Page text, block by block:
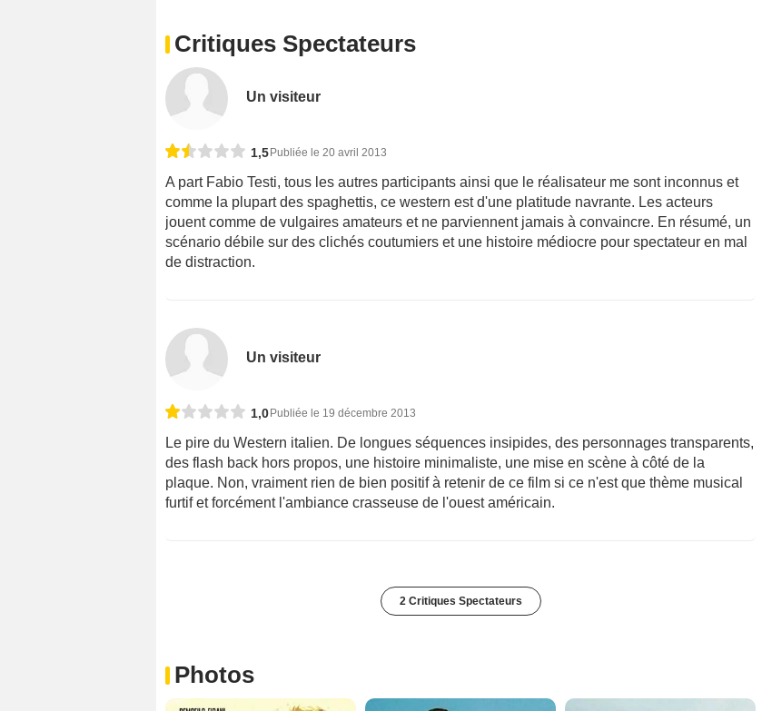
Critiques Spectateurs
Un visiteur
1,5Publiée le 20 avril 2013
A part Fabio Testi, tous les autres participants ainsi que le réalisateur me sont inconnus et
comme la plupart des spaghettis, ce western est d'une platitude navrante. Les acteurs
jouent comme de vulgaires amateurs et ne parviennent jamais à convaincre. En résumé, un
scénario débile sur des clichés coutumiers et une histoire médiocre pour spectateur en mal
de distraction.
Un visiteur
1,0 Publiée le 19 décembre 2013
Le pire du Western italien. De longues séquences insipides, des personnages transparents,
des flash back hors propos, une histoire minimaliste, une mise en scène à côté de la
plaque. Non, vraiment rien de bien positif à retenir de ce film si ce n'est que thème musical
furtif et forcément l'ambiance crasseuse de l'ouest américain.
2 Critiques Spectateurs
Photos